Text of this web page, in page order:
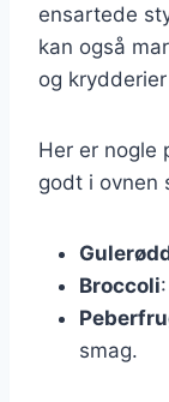
ensartede
kan også
og
Her er nogle
godt i ovnen
Broccoli
smag.